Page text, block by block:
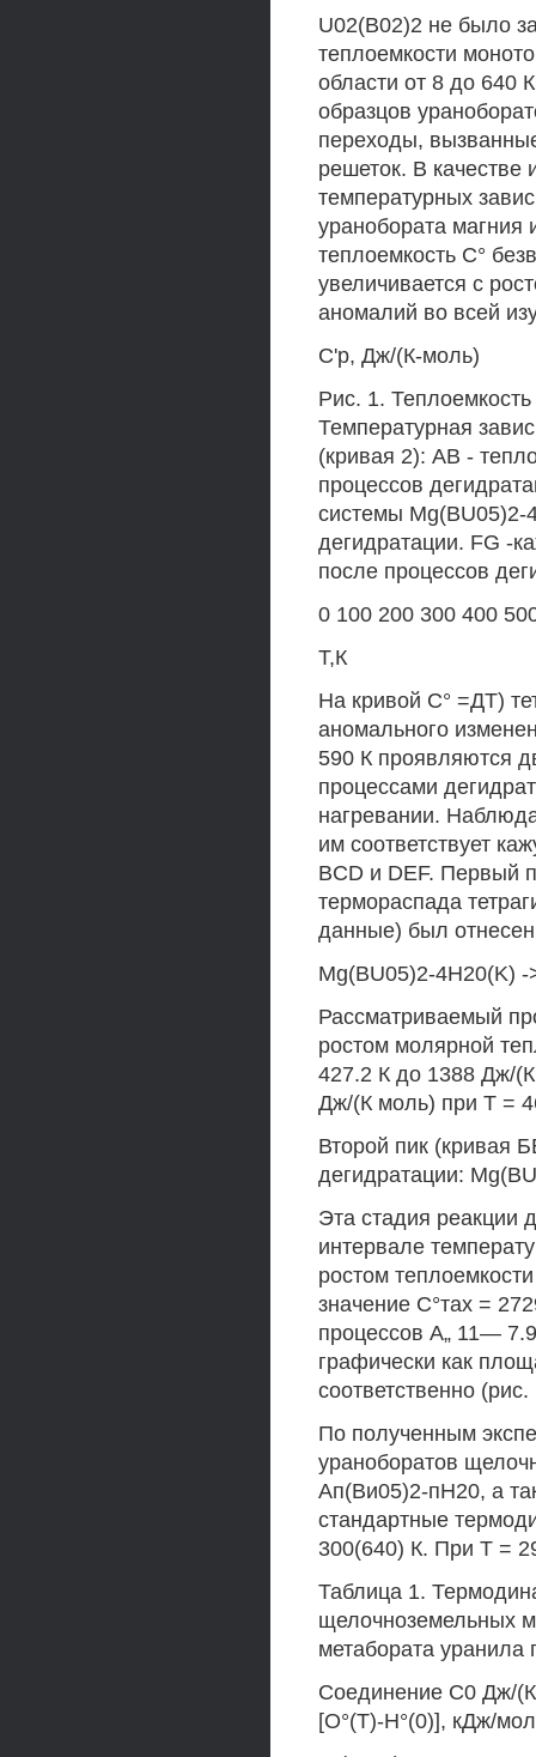
U02(B02)2 не было
теплоемкости
области от 8 до 640
образцов
переходы,
решеток. В
температурных
уранобората магния
теплоемкость С°
увеличивается с
аномалий во всей
С'р, Дж/(К-моль)
Рис. 1.
Температурная
(кривая 2): АВ -
процессов
системы Mg(BU05)2-
дегидратации. FG -
после процессов
0 100 200 300 400
Т,К
На кривой С° =ДТ)
аномального
590 К проявляются
процессами
нагревании.
им соответствует
BCD и DEF. Первый
термораспада
данные) был
Mg(BU05)2-4H20(K)
Рассматриваемый
ростом молярной
427.2 К до 1388 Дж/
Дж/(К моль) при Т =
Второй пик (кривая
дегидратации:
Эта стадия реакции
интервале
ростом
значение С°тах =
процессов А„ 11—
графически как
соответственно (рис.
По полученным
ураноборатов
Ап(Ви05)2-пН20, а
стандартные
300(640) К. При Т =
Таблица 1.
щелочноземельных
метабората
Соединение С0 Дж/
[О°(Т)-Н°(0)], кДж/